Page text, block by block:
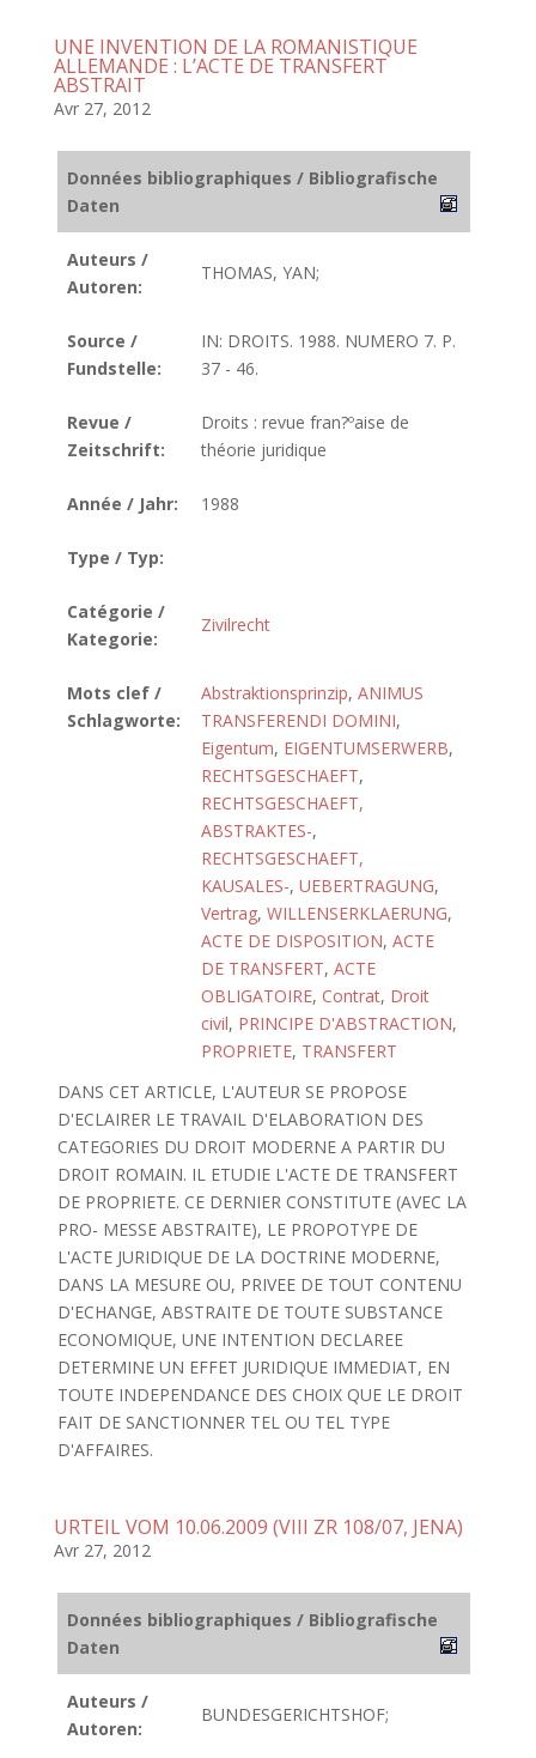
UNE INVENTION DE LA ROMANISTIQUE
ALLEMANDE : L’ACTE DE TRANSFERT
ABSTRAIT
Avr 27, 2012
Données bibliographiques / Bibliografische
Daten
Auteurs /
Autoren:
THOMAS, YAN;
Source /
Fundstelle:
IN: DROITS. 1988. NUMERO 7. P.
37 - 46.
Revue /
Zeitschrift:
Droits : revue fran?ºaise de
théorie juridique
Année / Jahr: 1988
Type / Typ:
Catégorie /
Kategorie:
Zivilrecht
Mots clef /
Schlagworte:
Abstraktionsprinzip, ANIMUS
TRANSFERENDI DOMINI,
Eigentum, EIGENTUMSERWERB,
RECHTSGESCHAEFT,
RECHTSGESCHAEFT,
ABSTRAKTES-,
RECHTSGESCHAEFT,
KAUSALES-, UEBERTRAGUNG,
Vertrag, WILLENSERKLAERUNG,
ACTE DE DISPOSITION, ACTE
DE TRANSFERT, ACTE
OBLIGATOIRE, Contrat, Droit
civil, PRINCIPE D'ABSTRACTION,
PROPRIETE, TRANSFERT
DANS CET ARTICLE, L'AUTEUR SE PROPOSE
D'ECLAIRER LE TRAVAIL D'ELABORATION DES
CATEGORIES DU DROIT MODERNE A PARTIR DU
DROIT ROMAIN. IL ETUDIE L'ACTE DE TRANSFERT
DE PROPRIETE. CE DERNIER CONSTITUTE (AVEC LA
PRO- MESSE ABSTRAITE), LE PROPOTYPE DE
L'ACTE JURIDIQUE DE LA DOCTRINE MODERNE,
DANS LA MESURE OU, PRIVEE DE TOUT CONTENU
D'ECHANGE, ABSTRAITE DE TOUTE SUBSTANCE
ECONOMIQUE, UNE INTENTION DECLAREE
DETERMINE UN EFFET JURIDIQUE IMMEDIAT, EN
TOUTE INDEPENDANCE DES CHOIX QUE LE DROIT
FAIT DE SANCTIONNER TEL OU TEL TYPE
D'AFFAIRES.
URTEIL VOM 10.06.2009 (VIII ZR 108/07, JENA)
Avr 27, 2012
Données bibliographiques / Bibliografische
Daten
Auteurs /
Autoren:
BUNDESGERICHTSHOF;